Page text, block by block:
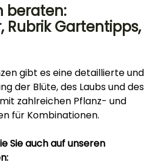
beraten:
Rubrik Gartentipps,
gibt es eine detaillierte und
der Blüte, des Laubs und des
zahlreichen Pflanz- und
für Kombinationen.
Sie auch auf unseren